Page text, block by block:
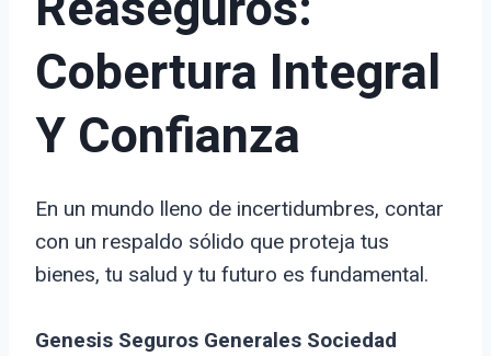
Cobertura Integral
Y Confianza
En un mundo lleno de incertidumbres, contar
con un respaldo sólido que proteja tus
bienes, tu salud y tu futuro es fundamental.
Genesis Seguros Generales Sociedad